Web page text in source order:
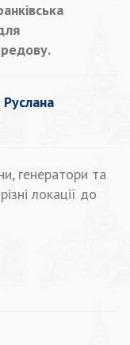
Руслана
генератори та
локації до